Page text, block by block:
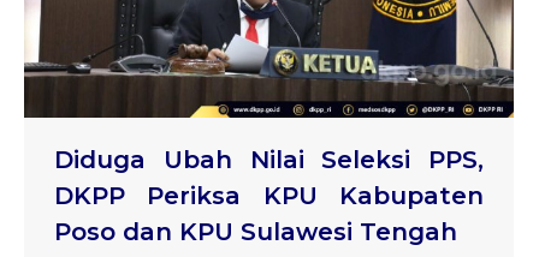
Diduga Ubah Nilai Seleksi PPS,
DKPP Periksa KPU Kabupaten
Poso dan KPU Sulawesi Tengah